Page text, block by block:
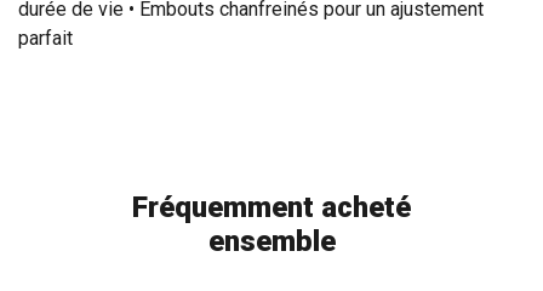
durée de vie • Embouts chanfreinés pour un ajustement
parfait
Fréquemment acheté
ensemble